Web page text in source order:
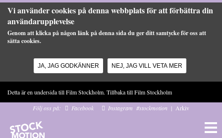
Vi använder cookies på denna webbplats för att förbättra din
användarupplevelse
Genom att klicka på någon länk på denna sida du ger ditt samtycke för oss att
sätta cookies.
JA, JAG GODKÄNNER NEJ, JAG VILL VETA MER
Detta är en undersida till Film Stockholm. Tillbaka tillFilm Stockholm
Följ oss på:
Facebook Instagram #stockmotion | Arkiv